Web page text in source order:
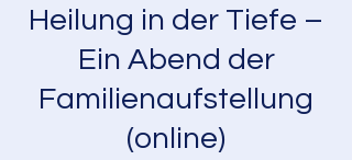
Heilung in der Tiefe –
Ein Abend der
Familienaufstellung
(online)